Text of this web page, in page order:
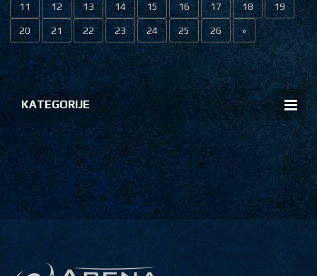
11 12 13 14 15 16 17 18 19
20 21 22 23 24 25 26 »
KATEGORIJE